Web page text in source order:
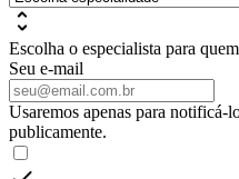
Escolha o especialista para
Seu e-mail
Usaremos apenas para notificá-
publicamente.